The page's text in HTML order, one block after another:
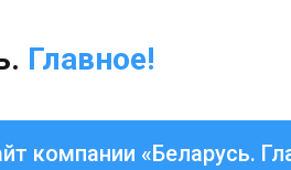
Главное!
«Беларусь. Главное!»